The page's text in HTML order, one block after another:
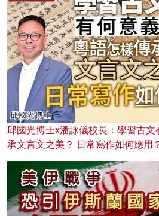
邱國光博士x潘詠儀校長：學習古
承文言文之美？ 日常寫作如何應用